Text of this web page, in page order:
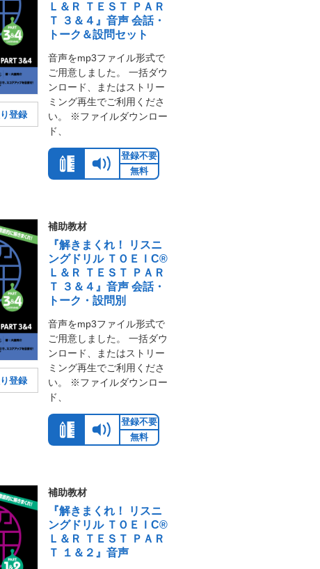
登録
Ｌ＆Ｒ ＴＥＳＴ ＰＡＲ
Ｔ ３＆４』音声 会話・
トーク＆設問セット
音声をmp3ファイル形式で
ご用意しました。 一括ダウ
ンロード、またはストリー
ミング再生でご利用くださ
い。 ※ファイルダウンロー
ド、
登録不要
無料
登録
補助教材
『解きまくれ！ リスニ
ングドリル ＴＯＥＩC®
Ｌ＆Ｒ ＴＥＳＴ ＰＡＲ
Ｔ ３＆４』音声 会話・
トーク・設問別
音声をmp3ファイル形式で
ご用意しました。 一括ダウ
ンロード、またはストリー
ミング再生でご利用くださ
い。 ※ファイルダウンロー
ド、
登録不要
無料
補助教材
『解きまくれ！ リスニ
ングドリル ＴＯＥＩC®
Ｌ＆Ｒ ＴＥＳＴ ＰＡＲ
Ｔ １＆２』音声